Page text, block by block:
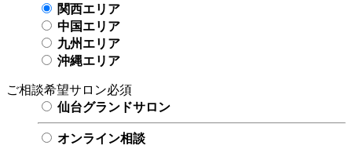
関西エリア
中国エリア
九州エリア
沖縄エリア
ご相談希望サロン必須
仙台グランドサロン
オンライン相談